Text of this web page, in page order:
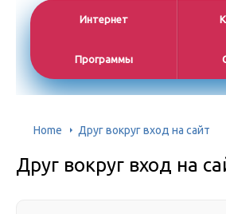
Интернет
Программы
Home Друг вокруг вход на сайт
Друг вокруг вход на